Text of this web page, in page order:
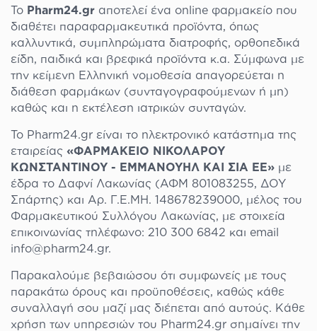
Το Pharm24.gr αποτελεί ένα online φαρμακείο που
διαθέτει παραφαρμακευτικά προϊόντα, όπως
καλλυντικά, συμπληρώματα διατροφής, ορθοπεδικά
είδη, παιδικά και βρεφικά προϊόντα κ.α. Σύμφωνα με
την κείμενη Ελληνική νομοθεσία απαγορεύεται η
διάθεση φαρμάκων (συνταγογραφούμενων ή μη)
καθώς και η εκτέλεση ιατρικών συνταγών.
Το Pharm24.gr είναι το ηλεκτρονικό κατάστημα της
εταιρείας «ΦΑΡΜΑΚΕΙΟ ΝΙΚΟΛΑΡΟΥ
ΚΩΝΣΤΑΝΤΙΝΟΥ - ΕΜΜΑΝΟΥΗΛ ΚΑΙ ΣΙΑ ΕΕ» με
έδρα το Δαφνί Λακωνίας (ΑΦΜ 801083255, ΔΟΥ
Σπάρτης) και Αρ. Γ.Ε.ΜΗ. 148678239000, μέλος του
Φαρμακευτικού Συλλόγου Λακωνίας, με στοιχεία
επικοινωνίας τηλέφωνο: 210 300 6842 και email
info@pharm24.gr.
Παρακαλούμε βεβαιώσου ότι συμφωνείς με τους
παρακάτω όρους και προϋποθέσεις, καθώς κάθε
συναλλαγή σου μαζί μας διέπεται από αυτούς. Κάθε
χρήση των υπηρεσιών του Pharm24.gr σημαίνει την